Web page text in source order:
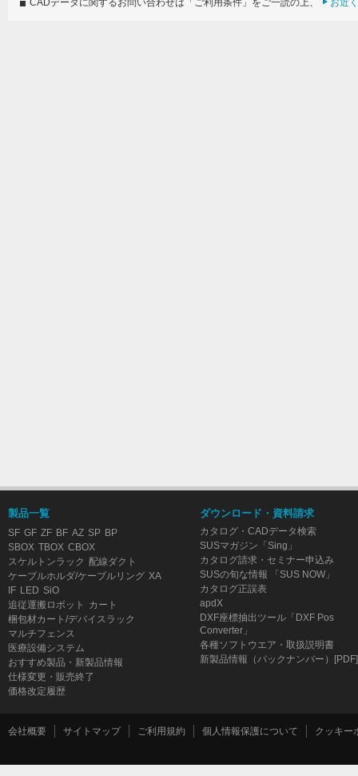
CADデータに関するお問い合わせは「ご利用条件」をご一読の上、
お近
製品一覧
SF GF ZF BF AZ SP BP
SBOX TBOX CBOX
スケルトンラック 配線ダクト
ケーブルホルダ/ケーブルリング XA
IF LED SiO
追従運搬ロボット
カート
梱包材カート/デバイスラック
マルチフェンス
医療設備システム
おすすめ製品・新製品情報
仕様変更・販売終了
価格改定履歴
ダウンロード・資料請求
カタログ・CADデータ検索
SUSマガジン「Sing」
カタログ請求・セミナー申込み
SUSの旬な情報 「SUS NOW」
カタログ正誤表
apdX
DXF座標抽出ツール「DXF Pos
Converter」
各種ソフトウエア・取扱説明書
新製品情報（バックナンバー）[PDF]
会社概要 サイトマップ ご利用規約 個人情報保護について クッキー